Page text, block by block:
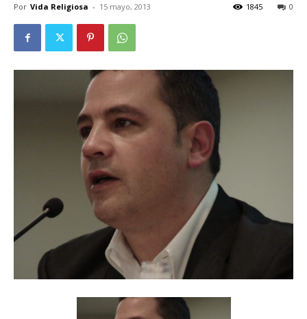
Por Vida Religiosa - 15 mayo, 2013 0
1845